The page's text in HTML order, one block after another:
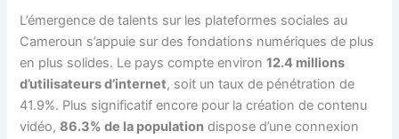
L’émergence de talents sur les plateformes sociales au
Cameroun s’appuie sur des fondations numériques de plus
en plus solides. Le pays compte environ12.4 millions
d’utilisateurs d’internet, soit un taux de pénétration de
41.9%. Plus significatif encore pour la création de contenu
vidéo,86.3% de la population dispose d’une connexion